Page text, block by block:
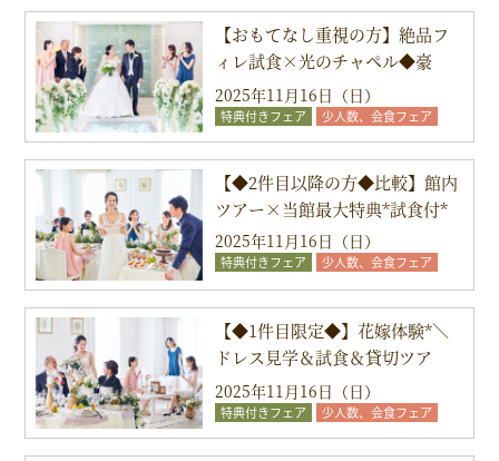
【おもてなし重視の方】絶品フ
ィレ試食×光のチャペル◆豪
華...
2025年11月16日（日）
特典付きフェア
少人数、会食フェア
料理試食付きフェア
【◆2件目以降の方◆比較】館内
ツアー×当館最大特典*試食付*
2025年11月16日（日）
特典付きフェア
少人数、会食フェア
料理試食付きフェア
【◆1件目限定◆】花嫁体験*＼
ドレス見学＆試食＆貸切ツア
ー...
2025年11月16日（日）
特典付きフェア
少人数、会食フェア
料理試食付きフェア